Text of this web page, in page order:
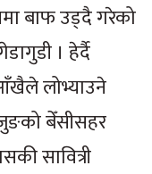
बाफ उड्दै गरेको
। हेर्दै
लोभ्याउने
बेँसीसहर
सावित्री